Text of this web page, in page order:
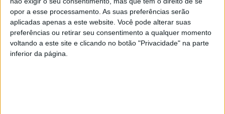
opor a esse processamento. As suas preferências serão
aplicadas apenas a este website. Você pode alterar suas
preferências ou retirar seu consentimento a qualquer momento
voltando a este site e clicando no botão "Privacidade" na parte
inferior da página.
ano no Plano Nacional de Fiscalização, tendo já sido
fiscalizados 493.651 condutores e controlados por radar
45.814.238 veículos.